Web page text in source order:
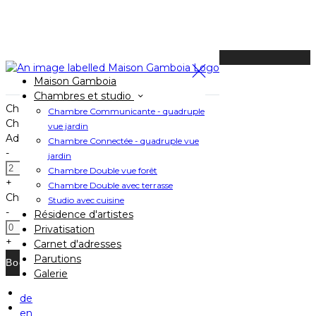
Maison Gamboia
Chambres et studio
Chambre Communicante - quadruple
vue jardin
Chambre Connectée - quadruple vue
jardin
Chambre Double vue forêt
Chambre Double avec terrasse
Studio avec cuisine
Résidence d'artistes
Privatisation
Carnet d'adresses
Parutions
Galerie
de
en
Book your stay
Check In
Check Out
Adults
-
+
Children
-
+